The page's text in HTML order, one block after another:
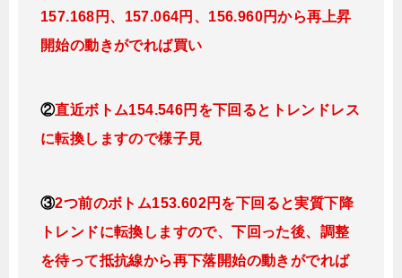
157.168円、157.064円、156.960円から再上昇
開始の動きがでれば買い
②直近ボトム154.546円を下回るとトレンドレス
に転換しますので様子見
③2つ前のボトム153.602円を下回ると実質下降
トレンドに転換 しますので、下回った後、調整
を待って抵抗線から再下落開始の動きがでれば